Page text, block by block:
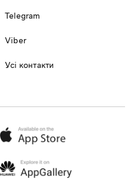
Telegram
Viber
Усі контакти